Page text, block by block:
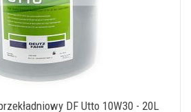
DF Utto 10W30 - 20L